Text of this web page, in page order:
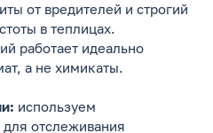
от вредителей и строгий
в теплицах.
работает идеально
а не химикаты.
используем
отслеживания